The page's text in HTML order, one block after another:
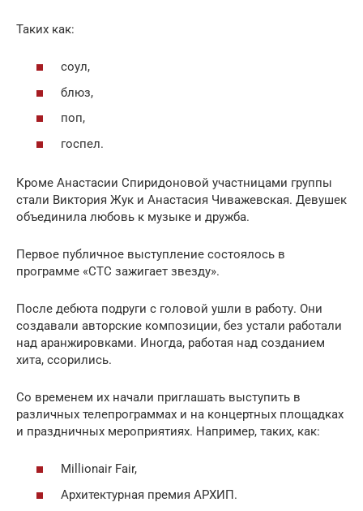
Таких как:
соул,
блюз,
поп,
госпел.
Кроме Анастасии Спиридоновой участницами группы
стали Виктория Жук и Анастасия Чиважевская. Девушек
объединила любовь к музыке и дружба.
Первое публичное выступление состоялось в
программе «СТС зажигает звезду».
После дебюта подруги с головой ушли в работу. Они
создавали авторские композиции, без устали работали
над аранжировками. Иногда, работая над созданием
хита, ссорились.
Со временем их начали приглашать выступить в
различных телепрограммах и на концертных площадках
и праздничных мероприятиях. Например, таких, как:
Millionair Fair,
Архитектурная премия АРХИП.